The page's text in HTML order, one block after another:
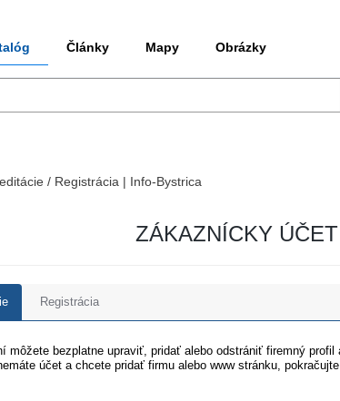
Články Mapy Obrázky
/ Registrácia | Info-Bystrica
ZÁKAZNÍCKY ÚČET
Registrácia
môžete bezplatne upraviť, pridať alebo odstrániť firemný
účet a chcete pridať firmu alebo www stránku,